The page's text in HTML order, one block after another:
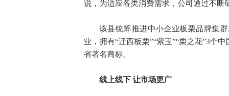
说，为适应各类消费需求，公司通过不断
该县统筹推进中小企业板栗品牌集
业，拥有“迁西板栗”“紫玉”“栗之花”3个
省著名商标。
线上线下 让市场更广